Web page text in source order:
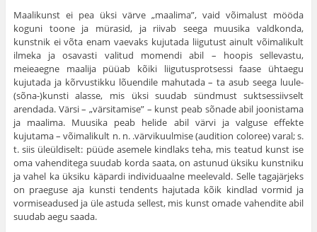
Maalikunst ei pea üksi värve „maalima”, vaid või­malust mööda
koguni toone ja mürasid, ja riivab seega muusika valdkonda,
kunstnik ei võta enam vaevaks kuju­tada liigutust ainult võimalikult
ilmeka ja osavasti valitud momendi abil – hoopis sellevastu,
meieaegne maalija püüab kõiki liigutusprotsessi faase ühtaegu
kujutada ja kõrvustikku lõuendile mahutada – ta asub seega luule-
(sõna-)kunsti alasse, mis üksi suudab sündmust suktsessiivselt
arendada. Värsi – „värsitamise” – kunst peab sõnade abil joonis­tama
ja maalima. Muusika peab helide abil värvi ja valguse effekte
kujutama – võimalikult n. n. .värvikuulmise (audition coloree) varal; s.
t. siis üleüldiselt: püüde asemele kind­laks teha, mis teatud kunst ise
oma vahenditega suudab korda saata, on astunud üksiku kunstniku
ja vahel ka üksiku käpardi individuaalne meelevald. Selle tagajärjeks
on prae­guse aja kunsti tendents hajutada kõik kindlad vormid ja
vormiseadused ja üle astuda sellest, mis kunst omade vahen­dite abil
suudab aegu saada.